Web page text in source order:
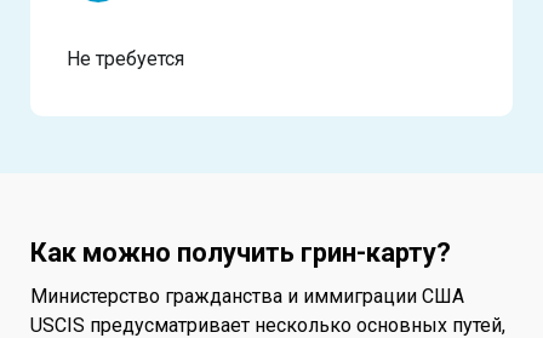
Не требуется
Как можно получить грин-карту?
Министерство гражданства и иммиграции США
USCIS предусматривает несколько основных путей,